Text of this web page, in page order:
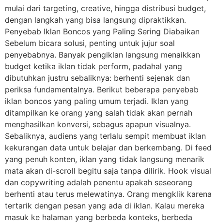
mulai dari targeting, creative, hingga distribusi budget,
dengan langkah yang bisa langsung dipraktikkan.
Penyebab Iklan Boncos yang Paling Sering Diabaikan
Sebelum bicara solusi, penting untuk jujur soal
penyebabnya. Banyak pengiklan langsung menaikkan
budget ketika iklan tidak perform, padahal yang
dibutuhkan justru sebaliknya: berhenti sejenak dan
periksa fundamentalnya. Berikut beberapa penyebab
iklan boncos yang paling umum terjadi. Iklan yang
ditampilkan ke orang yang salah tidak akan pernah
menghasilkan konversi, sebagus apapun visualnya.
Sebaliknya, audiens yang terlalu sempit membuat iklan
kekurangan data untuk belajar dan berkembang. Di feed
yang penuh konten, iklan yang tidak langsung menarik
mata akan di-scroll begitu saja tanpa dilirik. Hook visual
dan copywriting adalah penentu apakah seseorang
berhenti atau terus melewatinya. Orang mengklik karena
tertarik dengan pesan yang ada di iklan. Kalau mereka
masuk ke halaman yang berbeda konteks, berbeda